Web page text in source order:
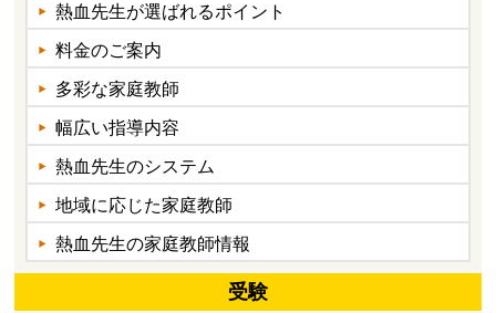
熱血先生が選ばれるポイント
料金のご案内
多彩な家庭教師
幅広い指導内容
熱血先生のシステム
地域に応じた家庭教師
熱血先生の家庭教師情報
受験